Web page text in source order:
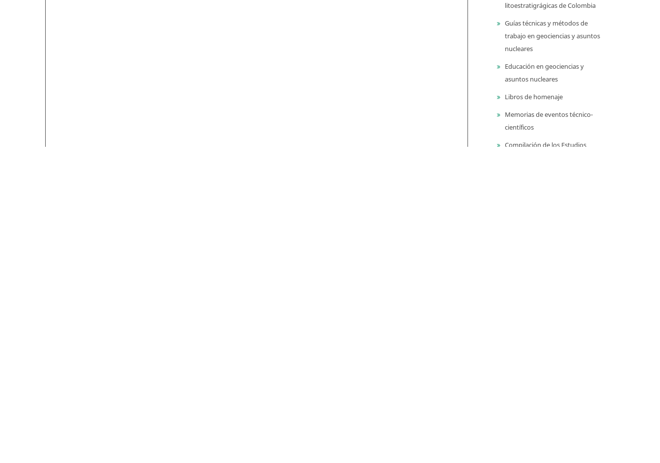
litoestratigrágicas de Colombia
Guías técnicas y métodos de
trabajo en geociencias y asuntos
nucleares
Educación en geociencias y
asuntos nucleares
Libros de homenaje
Memorias de eventos técnico-
científicos
Compilación de los Estudios